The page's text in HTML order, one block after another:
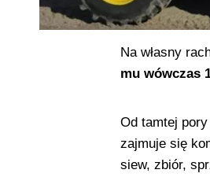
Na własny
mu wówczas
Od tamtej
zajmuje się
siew, zbiór,